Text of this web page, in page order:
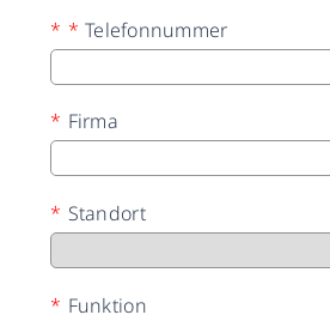
* Telefonnummer
*
* Firma
* Standort
* Funktion